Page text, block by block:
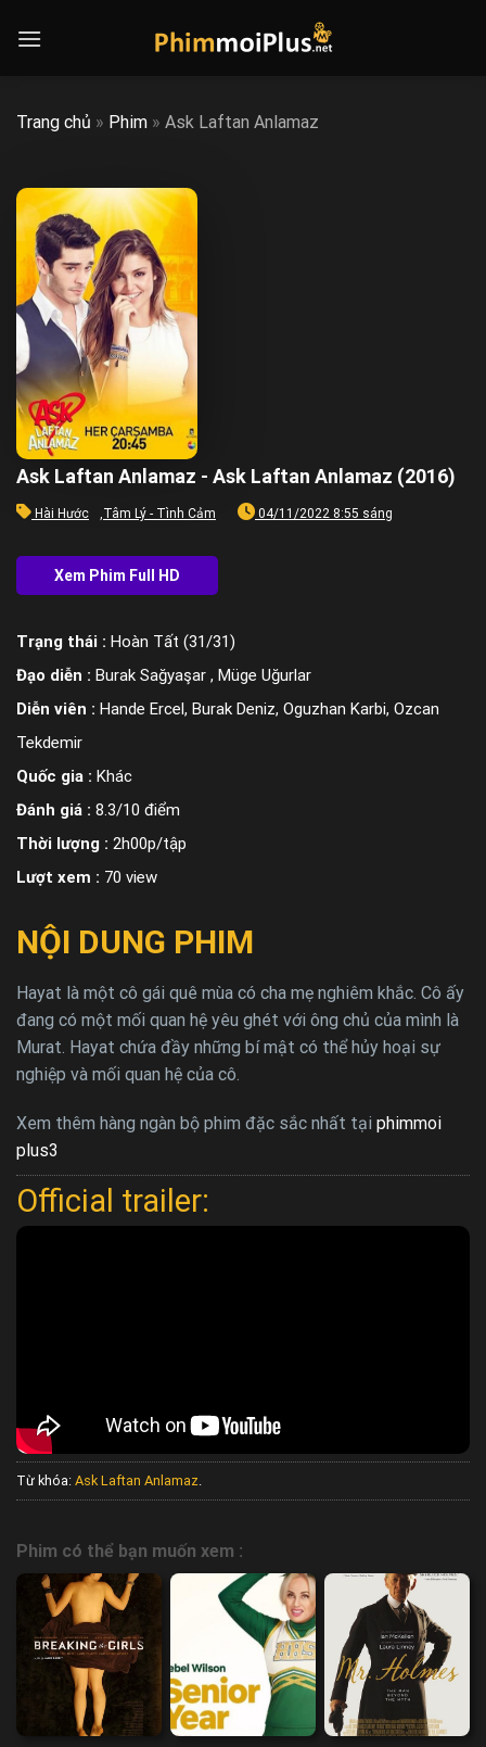
Trang chủ » Phim » Ask Laftan Anlamaz
Ask Laftan Anlamaz - Ask Laftan Anlamaz (2016)
Hài Hước ,Tâm Lý - Tình Cảm 04/11/2022 8:55 sáng
Trạng thái : Hoàn Tất (31/31)
Đạo diễn : Burak Sağyaşar , Müge Uğurlar
Diễn viên : Hande Ercel, Burak Deniz, Oguzhan Karbi, Ozcan
Tekdemir
Quốc gia : Khác
Đánh giá : 8.3/10 điểm
Thời lượng : 2h00p/tập
Lượt xem : 70 view
NỘI DUNG PHIM
Hayat là một cô gái quê mùa có cha mẹ nghiêm khắc. Cô ấy
đang có một mối quan hệ yêu ghét với ông chủ của mình là
Murat. Hayat chứa đầy những bí mật có thể hủy hoại sự
nghiệp và mối quan hệ của cô.
Xem thêm hàng ngàn bộ phim đặc sắc nhất tại phimmoi
plus3
Official trailer:
Từ khóa: Ask Laftan Anlamaz
Phim có thể bạn muốn xem :